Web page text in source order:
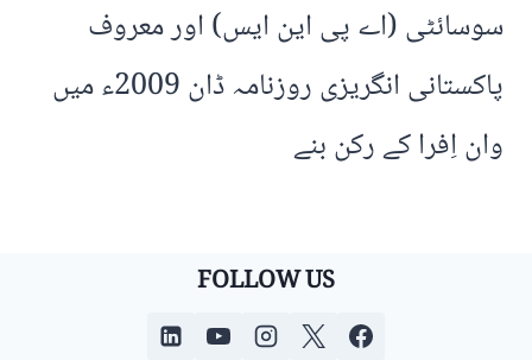
سوسائٹی (اے پی این ایس) اور معروف
پاکستانی انگریزی روزنامہ ڈان 2009ء میں
وان اِفرا کے رکن بنے
FOLLOW US